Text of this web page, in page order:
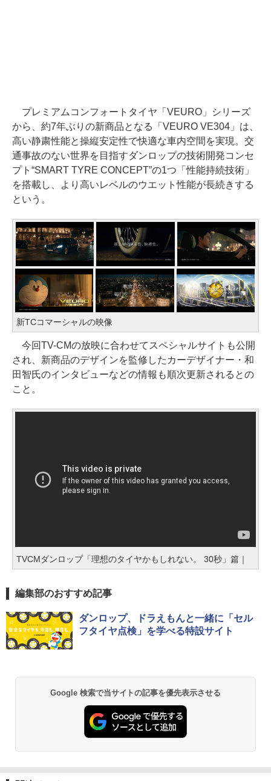
プレミアムコンフォートタイヤ「VEURO」シリーズ
から、約7年ぶりの新商品となる「VEURO VE304」は、
高い静粛性能と操縦安定性で快適な車内空間を実現。交
通事故のない世界を目指すダンロップの技術開発コンセ
プト“SMART TYRE CONCEPT”の1つ「性能持続技術」
を搭載し、より高いレベルのウエット性能が長続きする
という。
新TCコマーシャルの映像
今回TV-CMの放映に合わせてスペシャルサイトも公開
され、新商品のデザインを監修したカーデザイナー・和
田智氏のインタビューなどの情報も順次更新されるとの
こと。
TVCMダンロップ「理想のタイヤかもしれない。 30秒」篇｜
編集部のおすすめ記事
ダンロップ、ドラえもんと一緒に「セル
フタイヤ点検」を学べる特設サイト
Google 検索で当サイトの記事を優先表示させる